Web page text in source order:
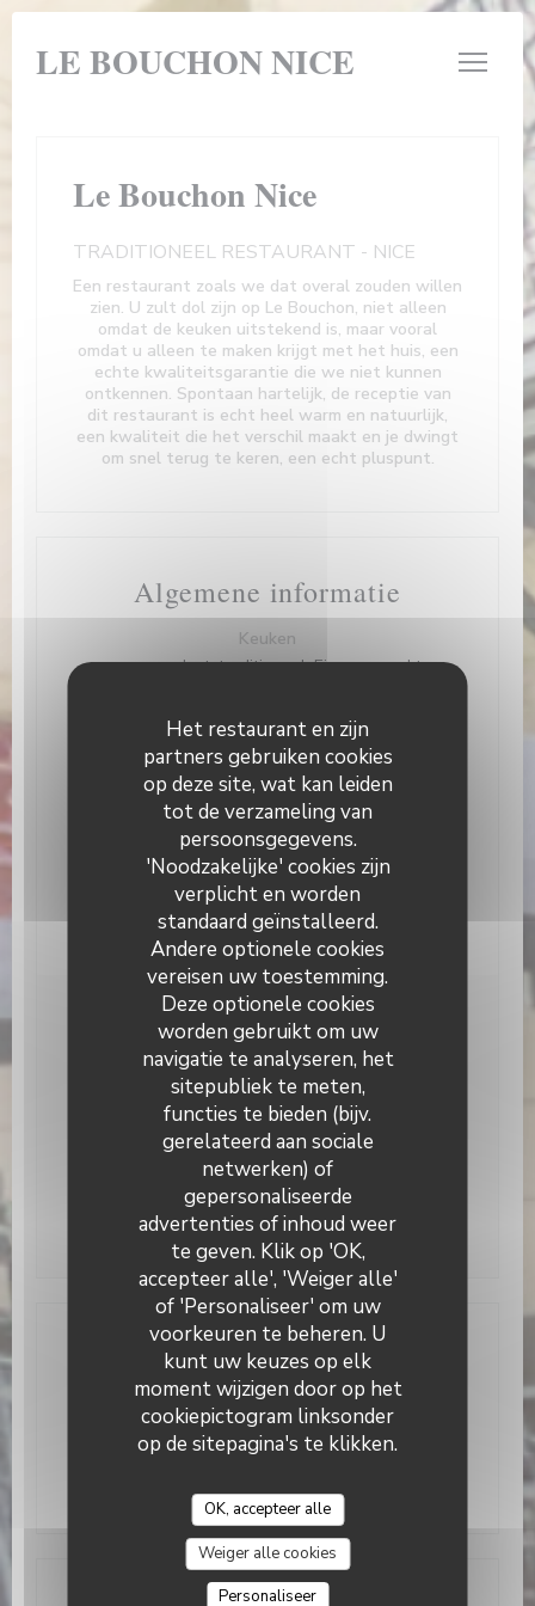
Cookies beheer paneel
Het restaurant en zijn
partners gebruiken cookies
op deze site, wat kan leiden
tot de verzameling van
persoonsgegevens.
'Noodzakelijke' cookies zijn
verplicht en worden
standaard geïnstalleerd.
Andere optionele cookies
vereisen uw toestemming.
Deze optionele cookies
worden gebruikt om uw
navigatie te analyseren, het
sitepubliek te meten,
functies te bieden (bijv.
gerelateerd aan sociale
netwerken) of
gepersonaliseerde
advertenties of inhoud weer
te geven. Klik op 'OK,
accepteer alle', 'Weiger alle'
of 'Personaliseer' om uw
voorkeuren te beheren. U
kunt uw keuzes op elk
moment wijzigen door op het
cookiepictogram linksonder
op de sitepagina's te klikken.
OK, accepteer alle
Weiger alle cookies
Personaliseer
LE BOUCHON NICE
Le Bouchon Nice
TRADITIONEEL RESTAURANT - NICE
Een restaurant zoals we dat overal zouden willen
zien. U zult dol zijn op Le Bouchon, niet alleen
omdat de keuken uitstekend is, maar vooral
omdat u alleen te maken krijgt met het huis, een
echte kwaliteitsgarantie die we niet kunnen
ontkennen. Spontaan hartelijk, de receptie van
dit restaurant is echt heel warm en natuurlijk,
een kwaliteit die het verschil maakt en je dwingt
om snel terug te keren, een echt pluspunt.
Algemene informatie
Keuken
vers product, traditioneel, Eigengemaakt
Traditioneel restaurant
Diensten
Kamer met airconditioning, Terras
Betaalmethoden
Zonder contact, Apple Pay, Eurocard / Mastercard,
restaurant van Titres, Contant geld, Visa,
Vakantiecheques, Debetkaart
Openingstijden
12:00 - 14:00 • 19:00 - 21:30
Locatie
34 Rue Mgr Alfred Daumas 06300 Nice
((opent in een
04 93 01 72 19
Facebook ((opent in een nieuw
Le Bouchon Nice